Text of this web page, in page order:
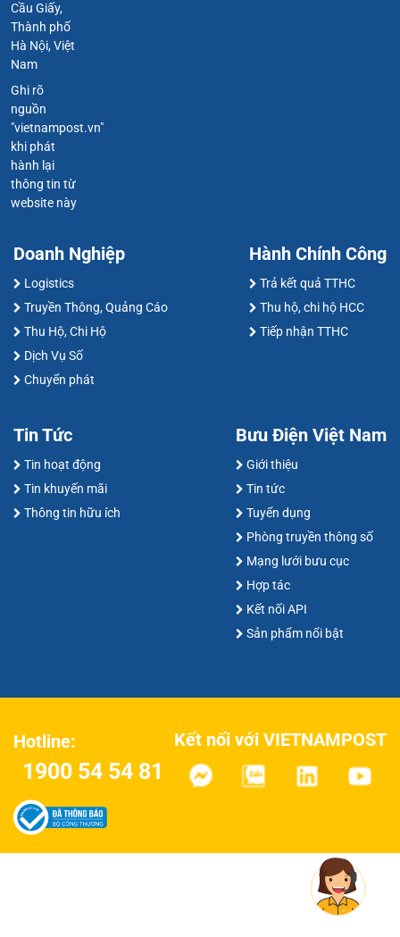
Cầu Giấy,
Thành phố
Hà Nội, Việt
Nam
Ghi rõ
nguồn
"vietnampost.vn"
khi phát
hành lại
thông tin từ
website này
Doanh Nghiệp
Logistics
Truyền Thông, Quảng Cáo
Thu Hộ, Chi Hộ
Dịch Vụ Số
Chuyển phát
Hành Chính Công
Trả kết quả TTHC
Thu hộ, chi hộ HCC
Tiếp nhận TTHC
Tin Tức
Tin hoạt động
Tin khuyến mãi
Thông tin hữu ích
Bưu Điện Việt Nam
Giới thiệu
Tin tức
Tuyển dụng
Phòng truyền thông số
Mạng lưới bưu cục
Hợp tác
Kết nối API
Sản phẩm nổi bật
Hotline:
1900 54 54 81
Kết nối với VIETNAMPOST